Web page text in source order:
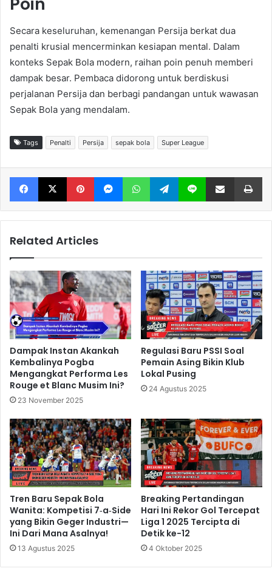
Secara keseluruhan, kemenangan Persija berkat dua
penalti krusial mencerminkan kesiapan mental. Dalam
konteks Sepak Bola modern, raihan poin penuh memberi
dampak besar. Pembaca didorong untuk berdiskusi
perjalanan Persija dan berbagi pandangan untuk wawasan
Sepak Bola yang mendalam.
Tags Penalti Persija sepak bola Super League
Facebook X Pinterest Messenger WhatsApp Telegram Line Share via Email
Related Articles
Dampak Instan Akankah
Kembalinya Pogba
Mengangkat Performa Les
Rouge et Blanc Musim Ini?
23 November 2025
Regulasi Baru PSSI Soal
Pemain Asing Bikin Klub
Lokal Pusing
24 Agustus 2025
Tren Baru Sepak Bola
Wanita: Kompetisi 7‑a‑Side
yang Bikin Geger Industri—
Ini Dari Mana Asalnya!
13 Agustus 2025
Breaking Pertandingan
Hari Ini Rekor Gol Tercepat
Liga 1 2025 Tercipta di
Detik ke-12
4 Oktober 2025